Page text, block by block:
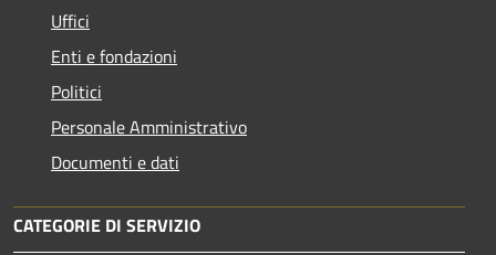
Uffici
Enti e fondazioni
Politici
Personale Amministrativo
Documenti e dati
CATEGORIE DI SERVIZIO